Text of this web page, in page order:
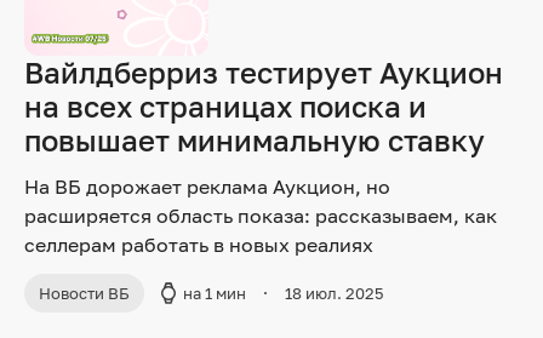
Вайлдберриз тестирует Аукцион
на всех страницах поиска и
повышает минимальную ставку
На ВБ дорожает реклама Аукцион, но
расширяется область показа: рассказываем, как
селлерам работать в новых реалиях
Новости ВБ на 1 мин 18 июл. 2025